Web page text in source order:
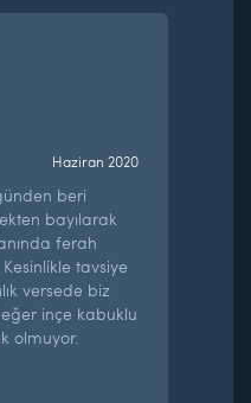
Haziran 2020
beri
bayılarak
ferah
tavsiye
versede biz
inçe kabuklu
olmuyor.